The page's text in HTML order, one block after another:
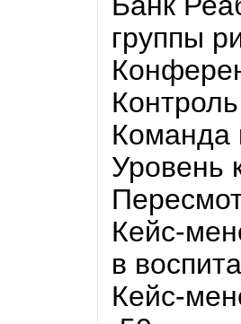
группы
Команда
Уровень
Кейс-
в
Кейс-